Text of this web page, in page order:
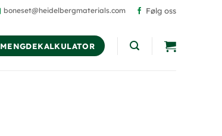
boneset@heidelbergmaterials.com Følg oss
MENGDEKALKULATOR